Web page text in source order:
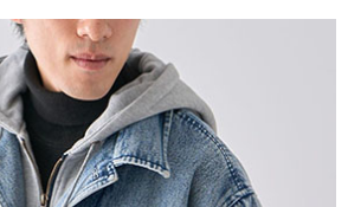
過狀況，表示未達大哥付你分期系統評分，恕無
，「大哥付你分期」於每月結算日後寄送繳費提
，可選擇「超商條碼／台灣大直營門市／銀行轉
」等通路繳費。
不需綁卡、不需儲值。
簡訊認證，即可結帳。
服務後，再付款。
流程】
先享後付」後，將跳轉至「AFTEE先享後付」
並確認金額後，即可完成結帳。
將收到繳費通知簡訊。
天內，點擊此簡訊中的連結，可透過四大超商／
含以上)免運費
含以上)免運費